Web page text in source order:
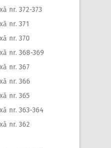
nr. 372-373
nr. 371
nr. 370
nr. 368-369
nr. 367
nr. 366
nr. 365
nr. 363-364
nr. 362